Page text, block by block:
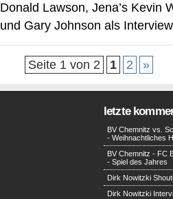
Donald Lawson, Jena’s Kevin
und Gary Johnson als
Seite 1 von 2 1 2 »
letzte
BV Chemnitz vs.
- Weihnachtliches
BV Chemnitz - FC
- Spiel des Jahres
Dirk Nowitzki
Dirk Nowitzki